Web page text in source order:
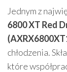
Jednym z
6800 XT Red
chłodzenia.
które